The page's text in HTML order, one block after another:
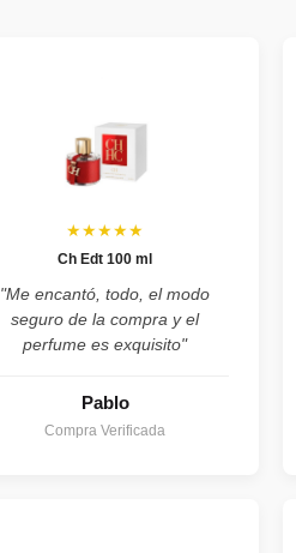
★★★★★
Ch Edt 100 ml
"Me encantó, todo, el modo
seguro de la compra y el
perfume es exquisito"
Pablo
Compra Verificada